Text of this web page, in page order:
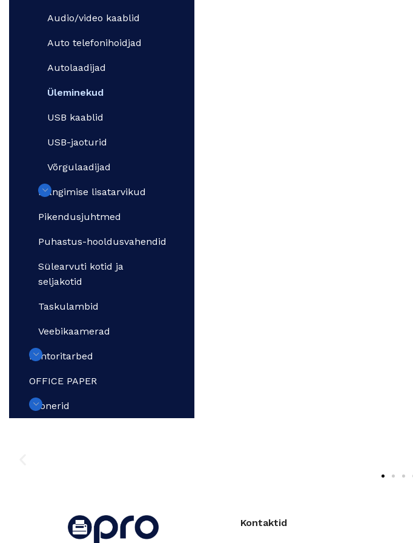
Audio/video kaablid
Auto telefonihoidjad
Autolaadijad
Üleminekud
USB kaablid
USB-jaoturid
Võrgulaadijad
Mängimise lisatarvikud
Pikendusjuhtmed
Puhastus-hooldusvahendid
Sülearvuti kotid ja
seljakotid
Taskulambid
Veebikaamerad
Kontoritarbed
OFFICE PAPER
Toonerid
Kontaktid